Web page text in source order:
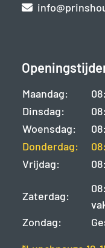
Maandag:
Dinsdag:
Woensdag:
Donderdag:
Vrijdag:
Zaterdag:
Zondag: